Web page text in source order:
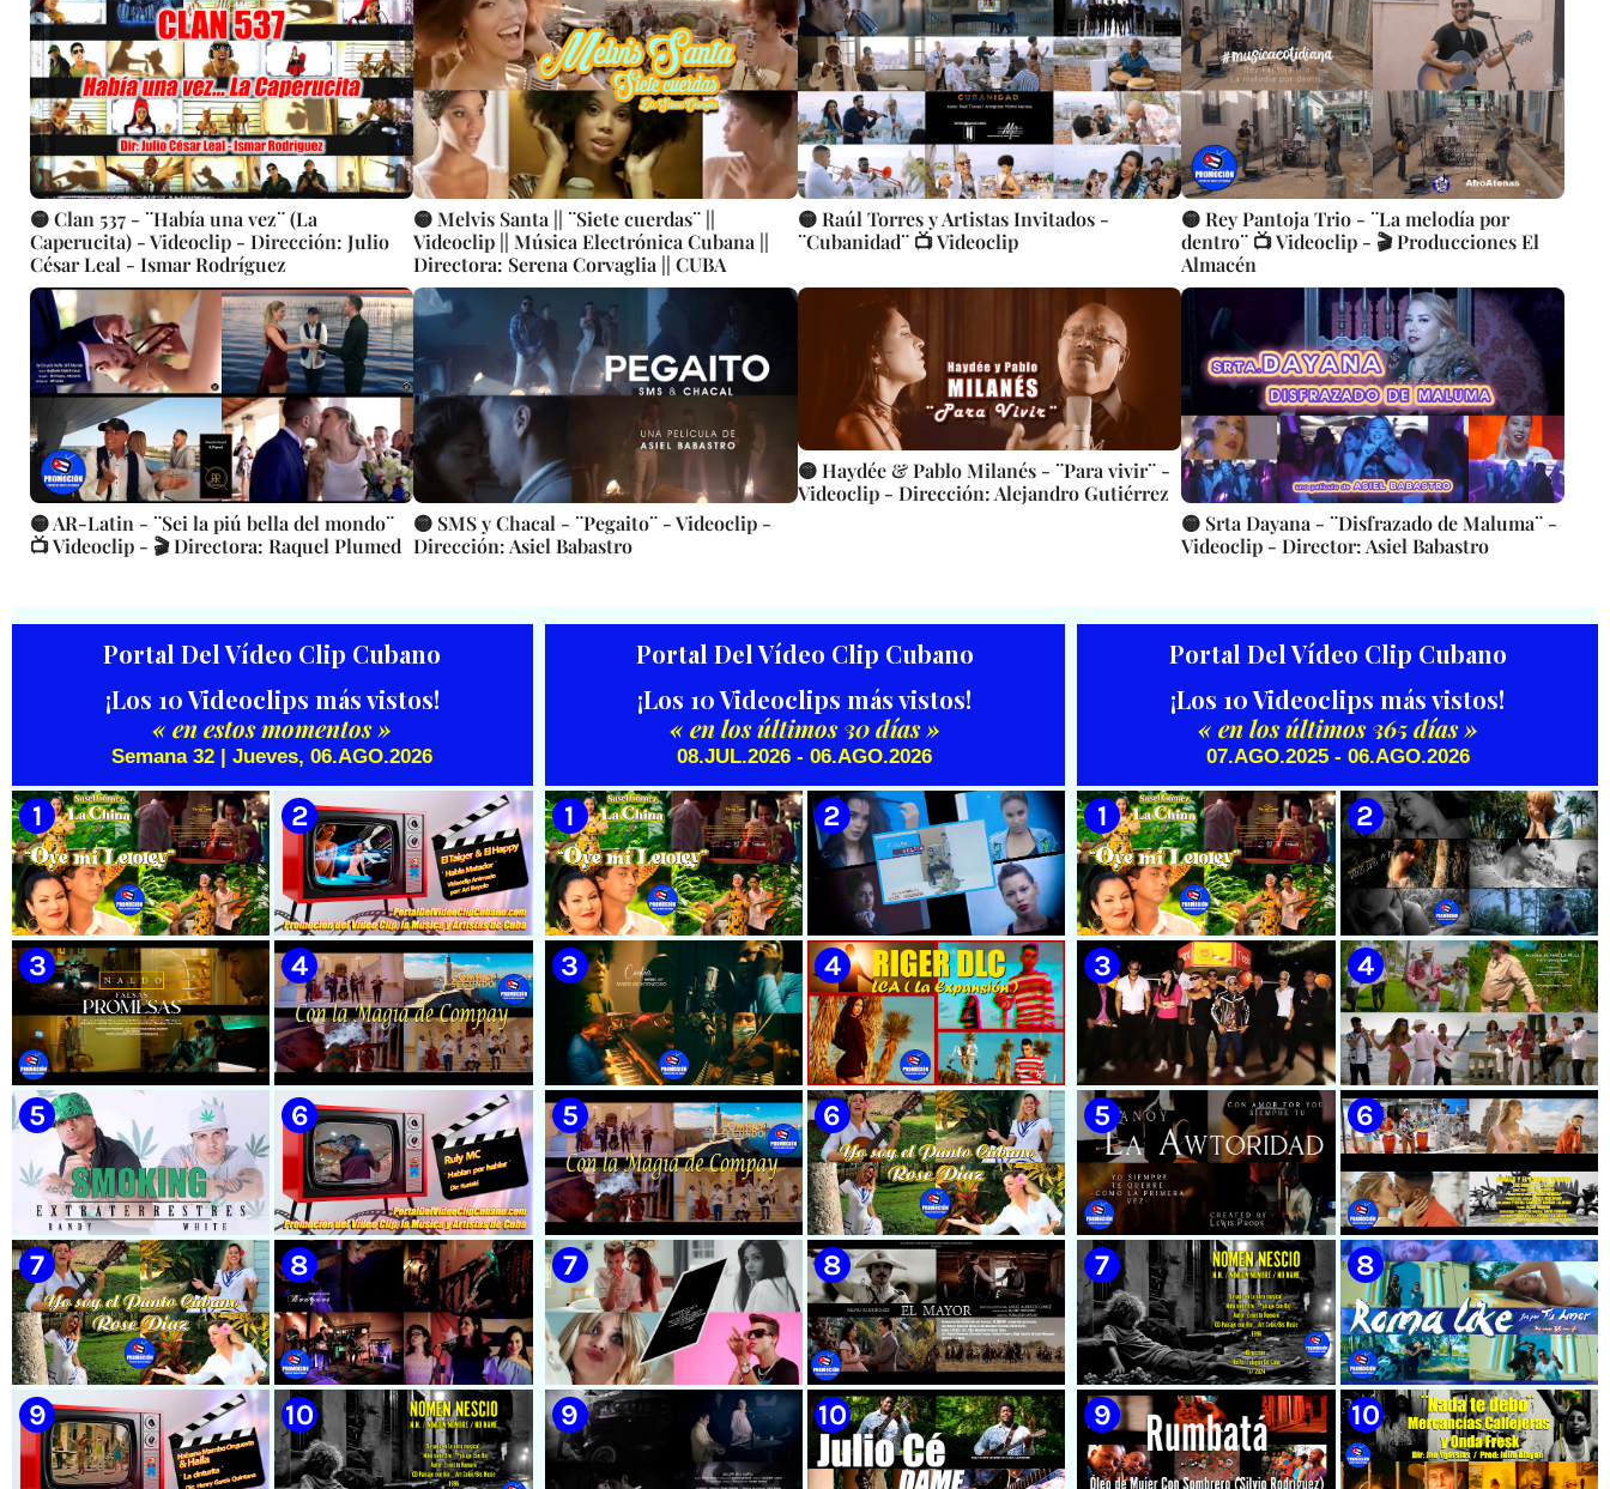
🟡 Clan 537 - ¨Había una vez¨ (La
Caperucita) - Videoclip - Dirección: Julio
César Leal - Ismar Rodríguez
🟡 Melvis Santa || ¨Siete cuerdas¨ ||
Videoclip || Música Electrónica Cubana ||
Directora: Serena Corvaglia || CUBA
🟡 Raúl Torres y Artistas Invitados -
¨Cubanidad¨ 📺 Videoclip
🟡 Rey Pantoja Trio - ¨La melodía por
dentro¨ 📺 Videoclip - 🎬 Producciones El
Almacén
🟡 AR-Latin - ¨Sei la piú bella del mondo¨
📺 Videoclip - 🎬 Directora: Raquel Plumed
🟡 SMS y Chacal - ¨Pegaito¨ - Videoclip -
Dirección: Asiel Babastro
🟡 Haydée & Pablo Milanés - ¨Para vivir¨ -
Videoclip - Dirección: Alejandro Gutiérrez
🟡 Srta Dayana - ¨Disfrazado de Maluma¨ -
Videoclip - Director: Asiel Babastro
Portal Del Vídeo Clip Cubano
¡Los 10 Videoclips más vistos!
« en estos momentos »
Semana 32 | Jueves, 06.AGO.2026
🟡 Susel Gómez (La China) ||
¨Oye Mi Leloley¨ || Director:
Onelio Jesús Larralde González
|| Música popular bailable
cubana || Videoclip || CUBA
🟡 El Taiger & El Happy ||
¨Habla Matador¨ || Videoclip
Animado || Director: Arí Bayolo
|| Música Urbana Cubana ||
CUBA
🟡 Naldo - ¨Falsas Promesas¨ 📺
Videoclip - 🎬 Dirección:
Visualeme
🟡 Grupo Compay Segundo ||
¨Con La Magia de Compay¨ ||
Música popular tradicional
cubana || Videoclip || CUBA
🟡 Randy & White -
Extraterrestres - ¨Smoking¨ -
Videoclip - Dirección: Pepe
Salom
🟡 Ruly MC || ¨Hablan por
hablar¨ || Realizador: Kuriaki ||
Videoclip || Música Urbana
Cubana || RAP || CUBA
Portal Del Vídeo Clip Cubano
¡Los 10 Videoclips más vistos!
« en los últimos 30 días »
08.JUL.2026 - 06.AGO.2026
🟡 Susel Gómez (La China) ||
¨Oye Mi Leloley¨ || Director:
Onelio Jesús Larralde González
|| Música popular bailable
cubana || Videoclip || CUBA
🟡 F-CUBA - ¨Solita¨ -
Videoclip - Director: Asiel
Babastro
🟡 María Montenegro -
¨Confía¨ 📺 Videoclip. CUBA
🟡 Riger DLC || ¨LCA ( La
Expansión )¨ || Director: Dani
A.R || Música cubana || Videoclip
|| CUBA
🟡 Grupo Compay Segundo ||
¨Con La Magia de Compay¨ ||
Música popular tradicional
cubana || Videoclip || CUBA
🟡 Rose Díaz || ¨Yo soy el Punto
Cubano¨ (Autores: Celina
González y Reutilio
Domínguez) || Director:
Yuliades Mariño Cabello ||
Música popular tradicional
cubana - Punto Cubano -
Punto Guajiro || Videoclip ||
Portal Del Vídeo Clip Cubano
¡Los 10 Videoclips más vistos!
« en los últimos 365 días »
07.AGO.2025 - 06.AGO.2026
🟡 Susel Gómez (La China) ||
¨Oye Mi Leloley¨ || Director:
Onelio Jesús Larralde González
|| Música popular bailable
cubana || Videoclip || CUBA
🟢 Pirro | ¨Vuelve a mi¨ |
Videoclip | Música Urbana
Cubana | Artistas Cubanos |
Canción | CUBA
🔴 Osmani García & Varios
Artistas | ¨Chupi Chupi¨ |
Director: Joel Guilian |
Videoclip | Música Urbana
Cubana | Artistas Cubanos |
Canción | CUBA
🟡 Tico González - ¨Aunque se
pare la mula¨ - Videoclip -
Dirección: John Meriles -
Roberto C. González
🟢 Hanoy La Awtoridad |
¨Siempre Tú¨ | Director:
LEWIS.PRODS | Videoclip |
Música Urbana Cubana |
Artistas Cubanos | Canción |
CUBA
🟡 Ronald & El Karnal de Cuba
- ¨Que bonito es el amor¨ 📺
Videoclip - 🎬 Director: Andros
Barroso